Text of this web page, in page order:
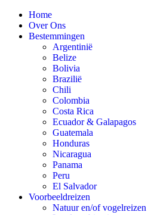
Home
Over Ons
Bestemmingen
Argentinië
Belize
Bolivia
Brazilië
Chili
Colombia
Costa Rica
Ecuador & Galapagos
Guatemala
Honduras
Nicaragua
Panama
Peru
El Salvador
Voorbeeldreizen
Natuur en/of vogelreizen